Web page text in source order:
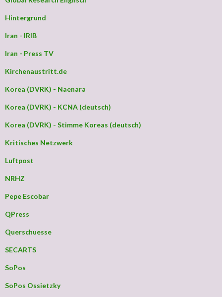
Hintergrund
Iran - IRIB
Iran - Press TV
Kirchenaustritt.de
Korea (DVRK) - Naenara
Korea (DVRK) - KCNA (deutsch)
Korea (DVRK) - Stimme Koreas (deutsch)
Kritisches Netzwerk
Luftpost
NRHZ
Pepe Escobar
QPress
Querschuesse
SECARTS
SoPos
SoPos Ossietzky